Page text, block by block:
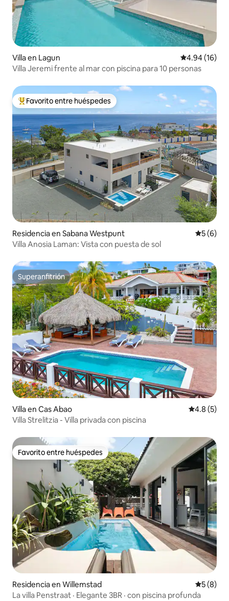
Villa en Lagun Calificación
4.94 (16)
Villa Jeremi frente al mar con piscina para 10 personas
De los mejores en Favorito entre huéspedes
Favorito entre huéspedes
Residencia en Sabana Westpunt
5 (6)
Villa Anosia Laman: Vista con puesta de sol
Superanfitrión
Superanfitrión
Villa en Cas Abao
4.8 (5)
Villa Strelitzia - Villa privada con piscina
Favorito entre huéspedes
Favorito entre huéspedes
Residencia en Willemstad
5 (8)
La villa Penstraat · Elegante 3BR · con piscina profunda